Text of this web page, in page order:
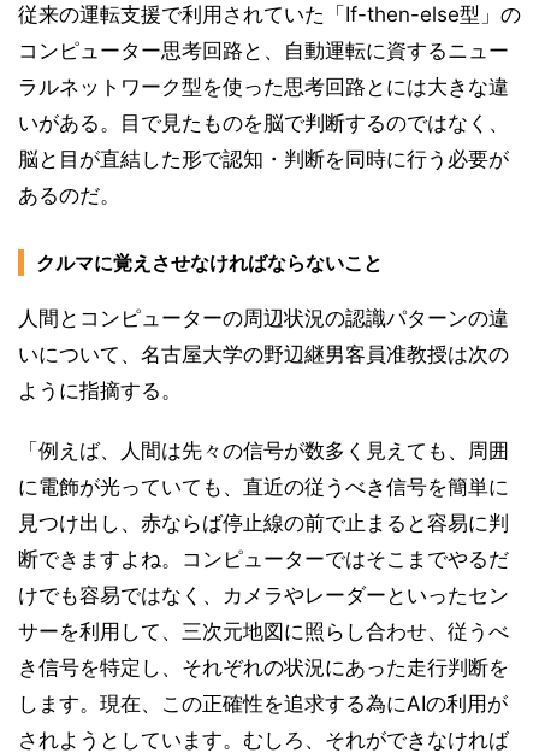
従来の運転支援で利用されていた「If-then-else型」の
コンピューター思考回路と、自動運転に資するニュー
ラルネットワーク型を使った思考回路とには大きな違
いがある。目で見たものを脳で判断するのではなく、
脳と目が直結した形で認知・判断を同時に行う必要が
あるのだ。
クルマに覚えさせなければならないこと
人間とコンピューターの周辺状況の認識パターンの違
いについて、名古屋大学の野辺継男客員准教授は次の
ように指摘する。
「例えば、人間は先々の信号が数多く見えても、周囲
に電飾が光っていても、直近の従うべき信号を簡単に
見つけ出し、赤ならば停止線の前で止まると容易に判
断できますよね。コンピューターではそこまでやるだ
けでも容易ではなく、カメラやレーダーといったセン
サーを利用して、三次元地図に照らし合わせ、従うべ
き信号を特定し、それぞれの状況にあった走行判断を
します。現在、この正確性を追求する為にAIの利用が
されようとしています。むしろ、それができなければ